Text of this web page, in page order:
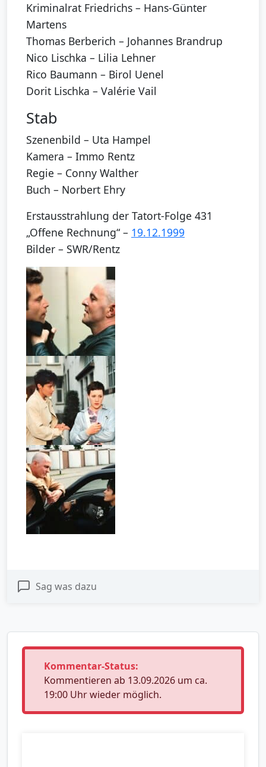
Kriminalrat Friedrichs – Hans-Günter
Martens
Thomas Berberich – Johannes Brandrup
Nico Lischka – Lilia Lehner
Rico Baumann – Birol Uenel
Dorit Lischka – Valérie Vail
Stab
Szenenbild – Uta Hampel
Kamera – Immo Rentz
Regie – Conny Walther
Buch – Norbert Ehry
Erstausstrahlung der Tatort-Folge 431
„Offene Rechnung“ – 19.12.1999
Bilder – SWR/Rentz
Sag was dazu
Kommentar-Status:
Kommentieren ab 13.09.2026 um ca.
19:00 Uhr wieder möglich.